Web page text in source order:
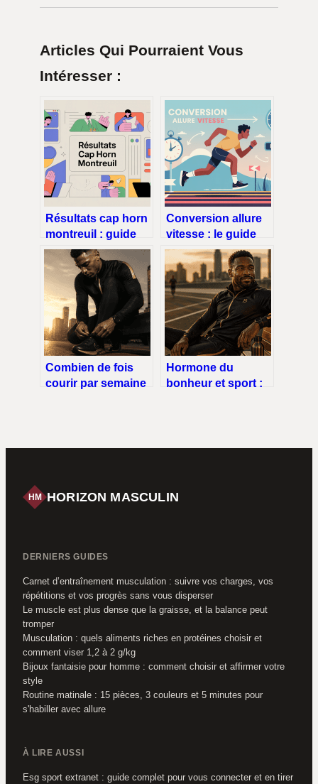
Articles Qui Pourraient Vous
Intéresser :
Résultats cap horn
montreuil : guide
pratique pour
comprendre vos
scores
Conversion allure
vitesse : le guide
simple pour passer
de l’un à l’autre
Combien de fois
courir par semaine
Hormone du
bonheur et sport :
naturel
HM HORIZON MASCULIN
DERNIERS GUIDES
Carnet d’entraînement musculation : suivre vos charges, vos
répétitions et vos progrès sans vous disperser
Le muscle est plus dense que la graisse, et la balance peut
tromper
Musculation : quels aliments riches en protéines choisir et
comment viser 1,2 à 2 g/kg
Bijoux fantaisie pour homme : comment choisir et affirmer votre
style
Routine matinale : 15 pièces, 3 couleurs et 5 minutes pour
s'habiller avec allure
À LIRE AUSSI
Esg sport extranet : guide complet pour vous connecter et en tirer